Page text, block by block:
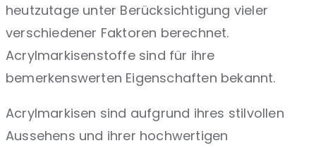
heutzutage unter Berücksichtigung vieler
verschiedener Faktoren berechnet.
Acrylmarkisenstoffe sind für ihre
bemerkenswerten Eigenschaften bekannt.
Acrylmarkisen sind aufgrund ihres stilvollen
Aussehens und ihrer hochwertigen